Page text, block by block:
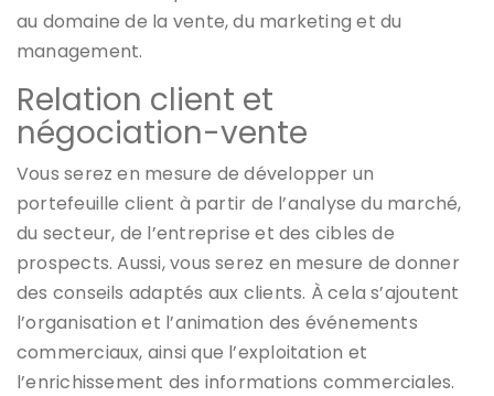
au domaine de la vente, du marketing et du
management.
Relation client et
négociation-vente
Vous serez en mesure de développer un
portefeuille client à partir de l’analyse du marché,
du secteur, de l’entreprise et des cibles de
prospects. Aussi, vous serez en mesure de donner
des conseils adaptés aux clients. À cela s’ajoutent
l’organisation et l’animation des événements
commerciaux, ainsi que l’exploitation et
l’enrichissement des informations commerciales.